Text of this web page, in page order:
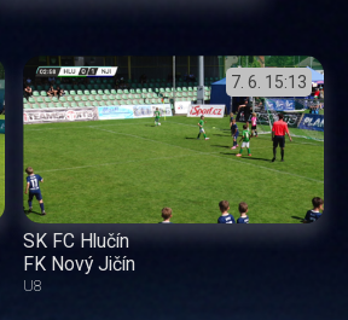
7. 6. 15:13
SK FC Hlučín
FK Nový Jičín
U8